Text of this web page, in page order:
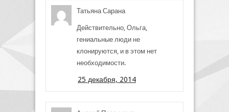
Татьяна Сарана
Действительно, Ольга,
гениальные люди не
клонируются, и в этом нет
необходимости.
25 декабря, 2014